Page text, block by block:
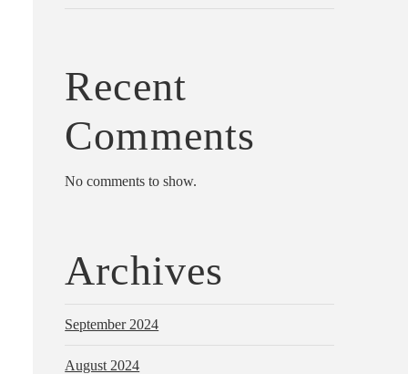
Recent
Comments
No comments to show.
Archives
September 2024
August 2024